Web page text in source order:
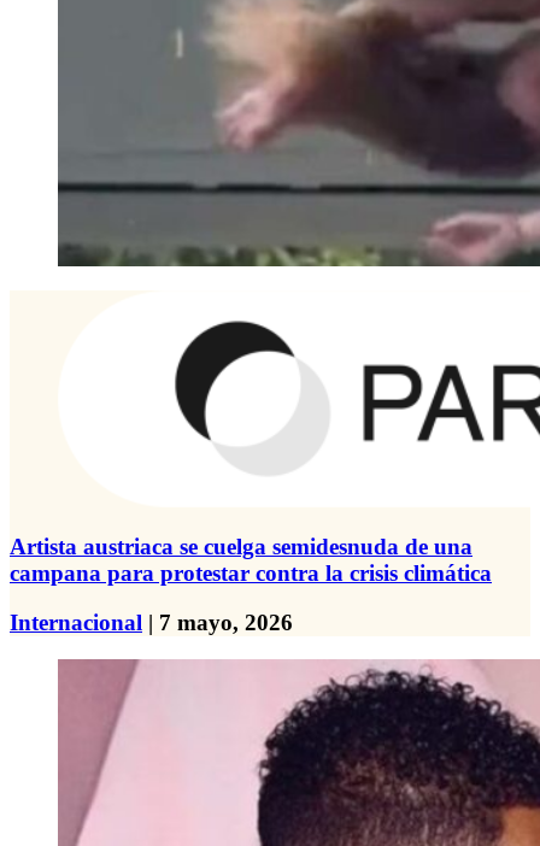
Artista austriaca se cuelga semidesnuda de una
campana para protestar contra la crisis climática
Internacional | 7 mayo, 2026